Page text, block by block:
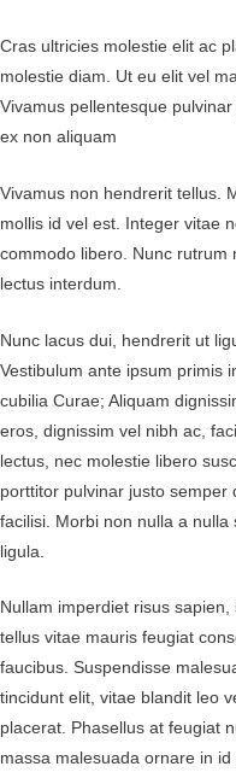
Cras ultricies molestie elit ac
molestie diam. Ut eu elit vel
Vivamus pellentesque
ex non aliquam
Vivamus non hendrerit tellus.
mollis id vel est. Integer vitae
commodo libero. Nunc rutrum
lectus interdum.
Nunc lacus dui, hendrerit ut
Vestibulum ante ipsum primis
cubilia Curae; Aliquam
eros, dignissim vel nibh ac,
lectus, nec molestie libero
porttitor pulvinar justo semper
facilisi. Morbi non nulla a
ligula.
Nullam imperdiet risus
tellus vitae mauris feugiat
faucibus. Suspendisse
tincidunt elit, vitae blandit leo
placerat. Phasellus at feugiat
massa malesuada ornare in